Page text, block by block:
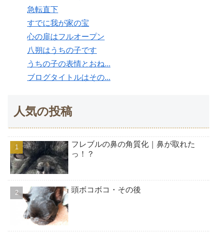
急転直下
すでに我が家の宝
心の扉はフルオープン
八朔はうちの子です
うちの子の表情とおね...
ブログタイトルはその...
人気の投稿
フレブルの鼻の角質化｜鼻が取れた
っ！？
頭ボコボコ・その後